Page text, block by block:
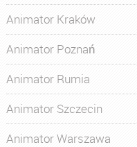
Animator Kraków
Animator Poznań
Animator Rumia
Animator Szczecin
Animator Warszawa